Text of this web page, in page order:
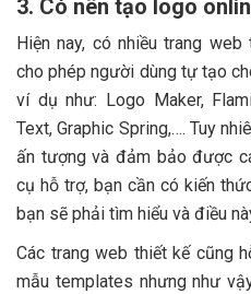
3. Có nên tạo logo
Hiện nay, có nhiều trang
cho phép người dùng tự tạo
ví dụ như: Logo Maker,
Text, Graphic Spring,…. Tuy
ấn tượng và đảm bảo được
cụ hỗ trợ, bạn cần có kiến
bạn sẽ phải tìm hiểu và điều
Các trang web thiết kế cũng
mẫu templates nhưng như